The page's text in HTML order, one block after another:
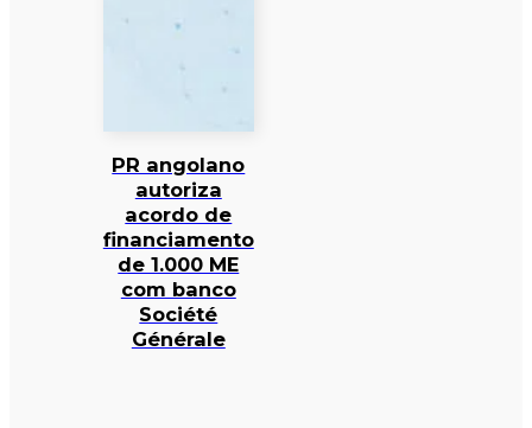
PR angolano
autoriza
acordo de
financiamento
de 1.000 ME
com banco
Société
Générale